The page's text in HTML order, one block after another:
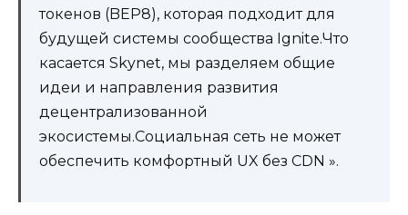
токенов (BEP8), которая подходит для
будущей системы сообщества Ignite.Что
касается Skynet, мы разделяем общие
идеи и направления развития
децентрализованной
экосистемы.Социальная сеть не может
обеспечить комфортный UX без CDN ».